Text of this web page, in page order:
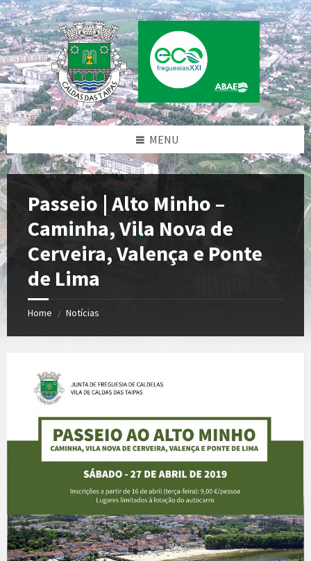
Skip
to
content
Skip
to
left
sidebar
Skip
to
right
sidebar
Skip
to
footer
MENU
Passeio | Alto Minho –
Caminha, Vila Nova de
Cerveira, Valença e Ponte
de Lima
Home / Notícias